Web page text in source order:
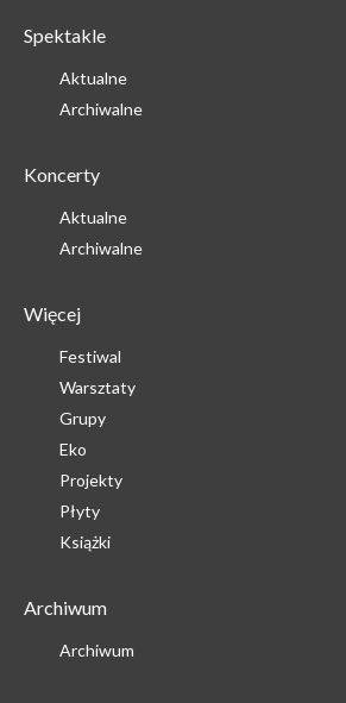
Spektakle
Aktualne
Archiwalne
Koncerty
Aktualne
Archiwalne
Więcej
Festiwal
Warsztaty
Grupy
Eko
Projekty
Płyty
Książki
Archiwum
Archiwum